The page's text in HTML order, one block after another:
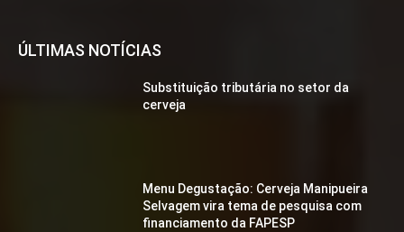
ÚLTIMAS NOTÍCIAS
Substituição tributária no setor da
cerveja
Menu Degustação: Cerveja Manipueira
Selvagem vira tema de pesquisa com
financiamento da FAPESP